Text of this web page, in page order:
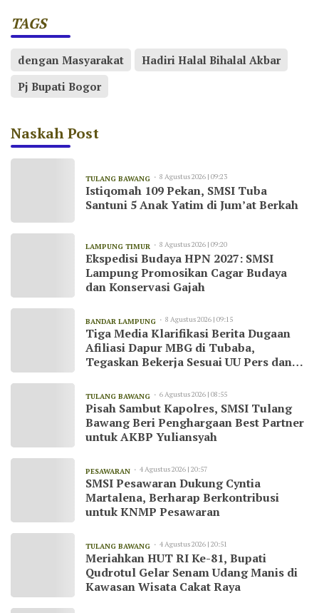
TAGS
dengan Masyarakat
Hadiri Halal Bihalal Akbar
Pj Bupati Bogor
Naskah Post
TULANG BAWANG 8 Agustus 2026 | 09:23
Istiqomah 109 Pekan, SMSI Tuba
Santuni 5 Anak Yatim di Jum’at Berkah
LAMPUNG TIMUR 8 Agustus 2026 | 09:20
Ekspedisi Budaya HPN 2027: SMSI
Lampung Promosikan Cagar Budaya
dan Konservasi Gajah
BANDAR LAMPUNG 8 Agustus 2026 | 09:15
Tiga Media Klarifikasi Berita Dugaan
Afiliasi Dapur MBG di Tubaba,
Tegaskan Bekerja Sesuai UU Pers dan
TULANG BAWANG 6 Agustus 2026 | 08:55
Pisah Sambut Kapolres, SMSI Tulang
Bawang Beri Penghargaan Best Partner
untuk AKBP Yuliansyah
PESAWARAN 4 Agustus 2026 | 20:57
SMSI Pesawaran Dukung Cyntia
Martalena, Berharap Berkontribusi
untuk KNMP Pesawaran
TULANG BAWANG 4 Agustus 2026 | 20:51
Meriahkan HUT RI Ke-81, Bupati
Qudrotul Gelar Senam Udang Manis di
Kawasan Wisata Cakat Raya